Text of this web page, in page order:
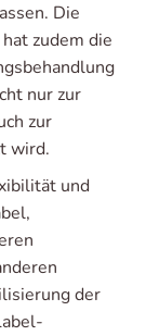
Die
zudem die
nur zur
zur
wird.
und
der